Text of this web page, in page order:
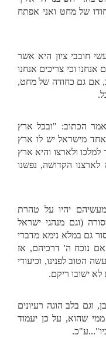
של מחט ואני אפתח
חובבי ציון היא אשר
וכי צריכים אנחנו
אם גם כחודה של מחט,
הכתוב: "ובכל ארץ
מישראל יש לו ארץ
למלכו ולארצו והיא ארץ
לארצנו הקדושה, נפשנו
יהיו על טהרת
(וגם מנהגי ישראל
גם במלא נימא מדברי
נוכח ה' דרכיהם, אז
הטוב לפנינו, וכיעודי
לא ישובו ריקם.
וגם בלב הוגה רעיונים
שהוא, על כן יעמוד